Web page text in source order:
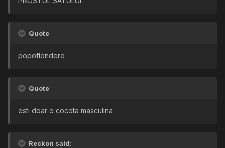
Quote
popoflendere
Quote
esti doar o cocota masculina
Reckon said: